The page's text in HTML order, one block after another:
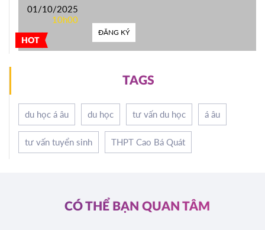
HOT
01/10/2025
10h00
ĐĂNG KÝ
TAGS
du học á âu du học tư vấn du học á âu
tư vấn tuyển sinh THPT Cao Bá Quát
CÓ THỂ BẠN QUAN TÂM